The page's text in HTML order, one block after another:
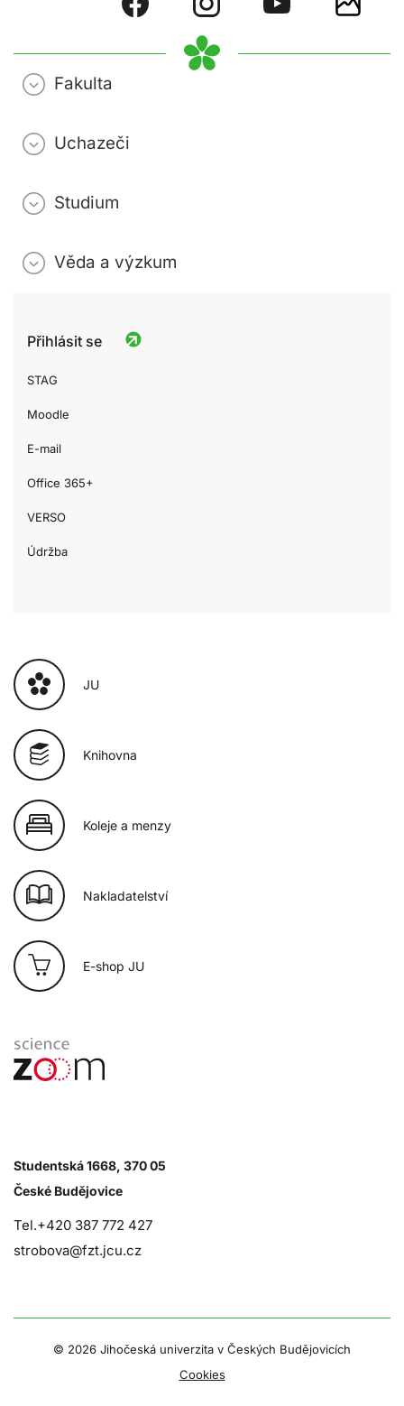
Fakulta
Uchazeči
Studium
Věda a výzkum
Přihlásit se
STAG
Moodle
E-mail
Office 365+
VERSO
Údržba
JU
Knihovna
Koleje a menzy
Nakladatelství
E-shop JU
Studentská 1668, 370 05
České Budějovice
Tel.+420 387 772 427
strobova@fzt.jcu.cz
© 2026 Jihočeská univerzita v Českých Budějovicích
Cookies